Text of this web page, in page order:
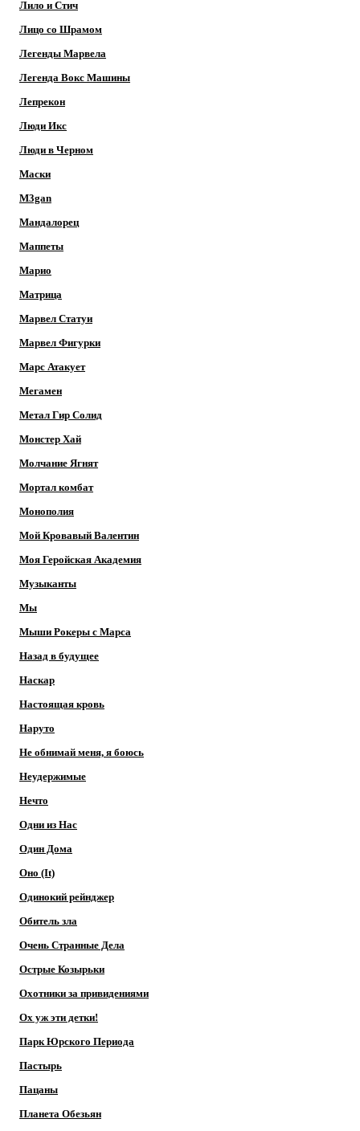
Лило и Стич
Лицо со Шрамом
Легенды Марвела
Легенда Вокс Машины
Лепрекон
Люди Икс
Люди в Черном
Маски
M3gan
Мандалорец
Маппеты
Марио
Матрица
Марвел Статуи
Марвел Фигурки
Марс Атакует
Мегамен
Метал Гир Солид
Монстер Хай
Молчание Ягнят
Мортал комбат
Монополия
Мой Кровавый Валентин
Моя Геройская Академия
Музыканты
Мы
Мыши Рокеры с Марса
Назад в будущее
Наскар
Настоящая кровь
Наруто
Не обнимай меня, я боюсь
Неудержимые
Нечто
Одни из Нас
Один Дома
Оно (It)
Одинокий рейнджер
Обитель зла
Очень Странные Дела
Острые Козырьки
Охотники за привидениями
Ох уж эти детки!
Парк Юрского Периода
Пастырь
Пацаны
Планета Обезьян